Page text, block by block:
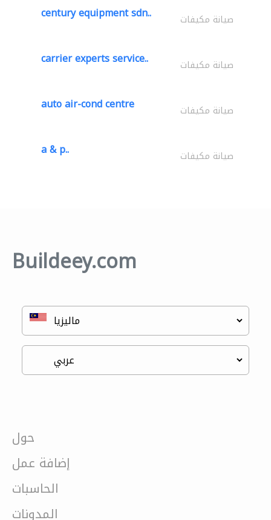
century equipment sdn.. صيانة مكيفات
carrier experts service.. صيانة مكيفات
auto air-cond centre صيانة مكيفات
a & p.. صيانة مكيفات
Buildeey.com
حول
إضافة عمل
الحاسبات
المدونات